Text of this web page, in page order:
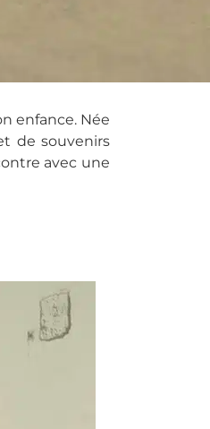
enfance. Née
de souvenirs
avec une